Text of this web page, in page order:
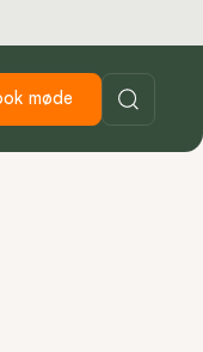
møde